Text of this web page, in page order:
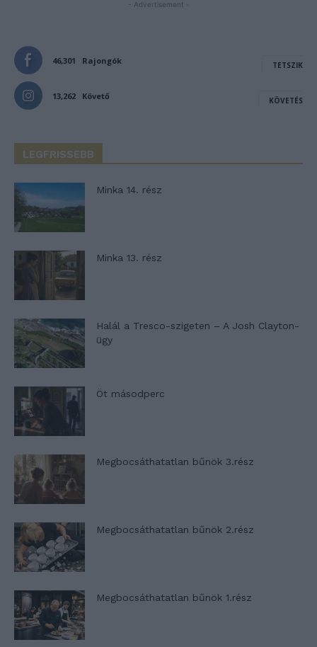
- Advertisement -
46,301 Rajongók TETSZIK
13,262 Követő KÖVETÉS
LEGFRISSEBB
Minka 14. rész
Minka 13. rész
Halál a Tresco-szigeten – A Josh Clayton-
ügy
Öt másodperc
Megbocsáthatatlan bűnök 3.rész
Megbocsáthatatlan bűnök 2.rész
Megbocsáthatatlan bűnök 1.rész